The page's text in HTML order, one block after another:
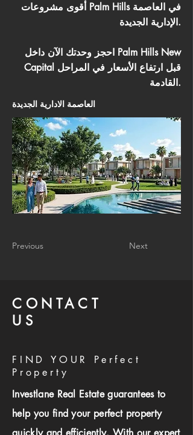
أقوى مشروعات Palm Hills في العاصمة
الإدارية الجديدة.
احجز وحدتك الآن داخل Palm Hills New
Capital قبل ارتفاع الأسعار في المراحل
القادمة.
العاصمة الادارية الجديدة
Previous Next
CONTACT
US
FIND YOUR Perfect
Property
Investlane Real Estate guarantees to
help you find your perfect property